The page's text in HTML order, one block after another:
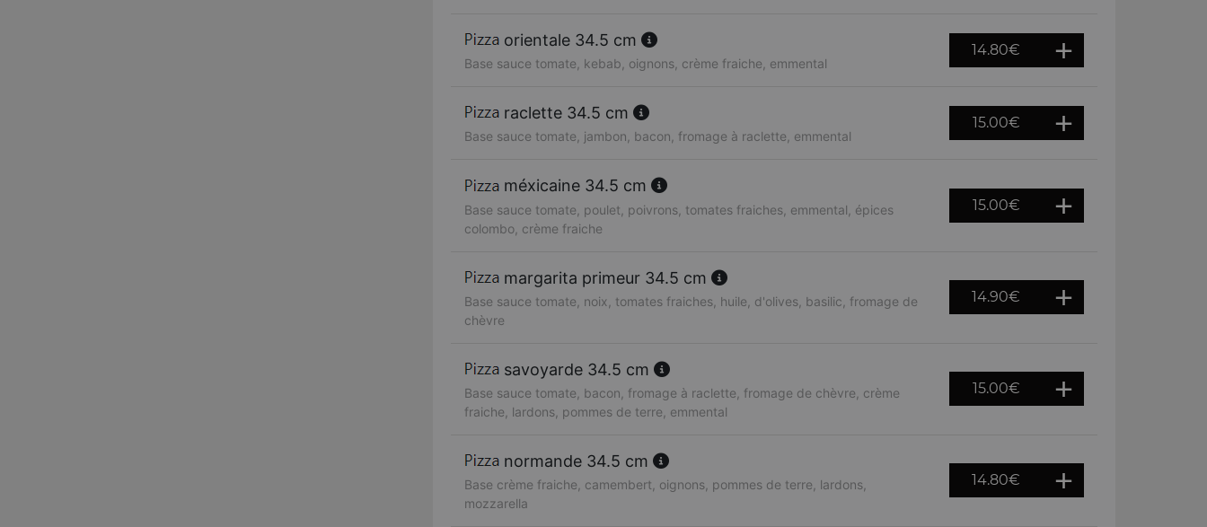
orientale 34.5 cm
Base sauce tomate, kebab, oignons, crème fraiche, emmental
14.80€
raclette 34.5 cm
Base sauce tomate, jambon, bacon, fromage à raclette, emmental
15.00€
méxicaine 34.5 cm
Base sauce tomate, poulet, poivrons, tomates fraiches, emmental, épices
colombo, crème fraiche
15.00€
margarita primeur 34.5 cm
Base sauce tomate, noix, tomates fraiches, huile, d'olives, basilic, fromage de
chèvre
14.90€
savoyarde 34.5 cm
Base sauce tomate, bacon, fromage à raclette, fromage de chèvre, crème
fraiche, lardons, pommes de terre, emmental
15.00€
normande 34.5 cm
Base crème fraiche, camembert, oignons, pommes de terre, lardons,
mozzarella
14.80€